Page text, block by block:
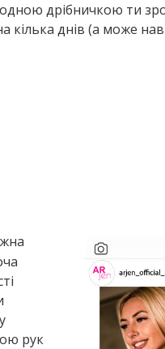
дрібничкою ти
кілька днів (а може
рук